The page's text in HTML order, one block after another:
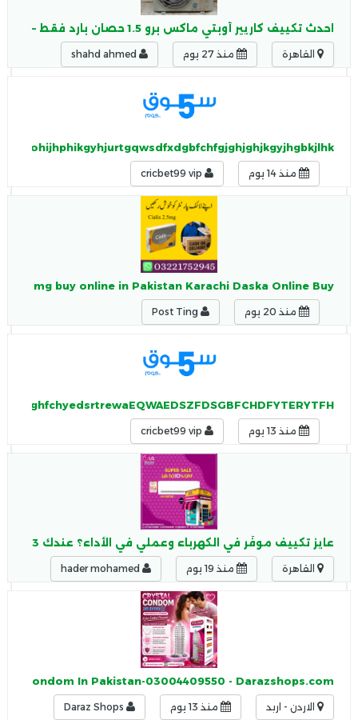
احدث تكييف كاريير أوبتي ماكس برو 1.5 حصان بارد فقط – سبليت
القاهرة منذ 27 يوم
منذ 14 يوم
2.5 mg buy online in Pakistan Karachi Daska Online Buy
منذ 20 يوم
منذ 13 يوم
عايز تكييف موفّر في الكهرباء وعملي في الأداء؟ عندك 3 اختيارات ممتازة تضمنلك التوفير والراحة مع بعض
القاهرة منذ 19 يوم
Condom In Pakistan-03004409550 - Darazshops.com
الاردن - اربد منذ 13 يوم